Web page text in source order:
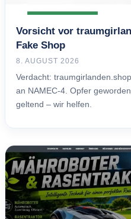
Vorsicht vor
Fake Shop
8. AUGUST 2026
Verdacht:
an NAMEC-4. Opfer
geltend – wir helfen.